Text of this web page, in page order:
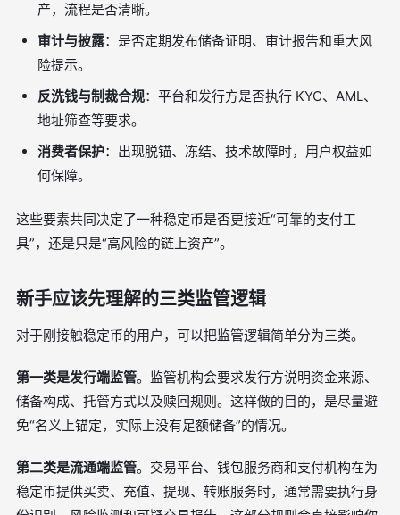
产，流程是否清晰。
审计与披露：是否定期发布储备证明、审计报告和重大风
险提示。
反洗钱与制裁合规：平台和发行方是否执行 KYC、AML、
地址筛查等要求。
消费者保护：出现脱锚、冻结、技术故障时，用户权益如
何保障。
这些要素共同决定了一种稳定币是否更接近“可靠的支付工
具”，还是只是“高风险的链上资产”。
新手应该先理解的三类监管逻辑
对于刚接触稳定币的用户，可以把监管逻辑简单分为三类。
第一类是发行端监管。监管机构会要求发行方说明资金来源、
储备构成、托管方式以及赎回规则。这样做的目的，是尽量避
免“名义上锚定，实际上没有足额储备”的情况。
第二类是流通端监管。交易平台、钱包服务商和支付机构在为
稳定币提供买卖、充值、提现、转账服务时，通常需要执行身